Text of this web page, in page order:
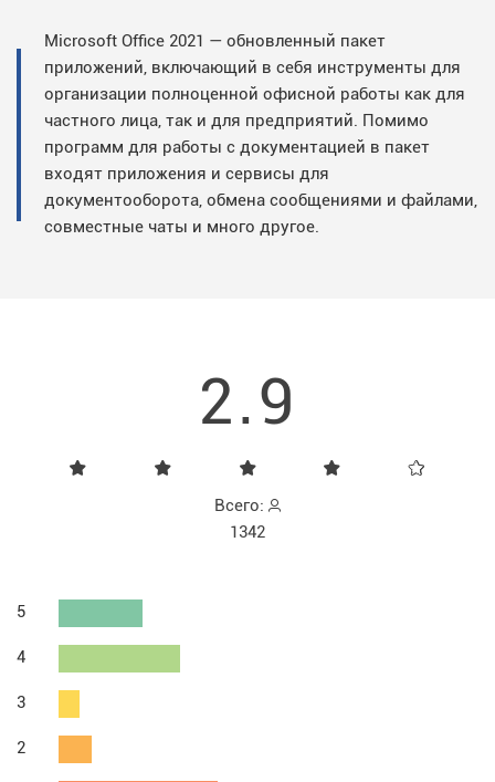
Microsoft Office 2021 — обновленный пакет
приложений, включающий в себя инструменты для
организации полноценной офисной работы как для
частного лица, так и для предприятий. Помимо
программ для работы с документацией в пакет
входят приложения и сервисы для
документооборота, обмена сообщениями и файлами,
совместные чаты и много другое.
2.9
Всего:
1342
5
4
3
2